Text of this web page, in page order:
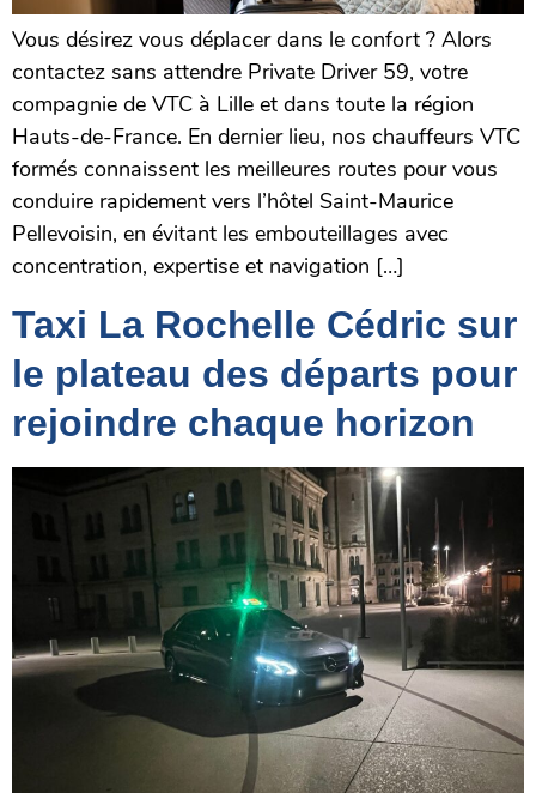
Vous désirez vous déplacer dans le confort ? Alors
contactez sans attendre Private Driver 59, votre
compagnie de VTC à Lille et dans toute la région
Hauts-de-France. En dernier lieu, nos chauffeurs VTC
formés connaissent les meilleures routes pour vous
conduire rapidement vers l’hôtel Saint-Maurice
Pellevoisin, en évitant les embouteillages avec
concentration, expertise et navigation […]
Taxi La Rochelle Cédric sur
le plateau des départs pour
rejoindre chaque horizon